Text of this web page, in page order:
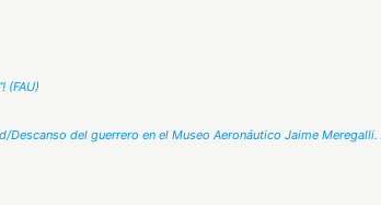
(FAU)
del guerrero en el Museo Aeronáutico Jaime